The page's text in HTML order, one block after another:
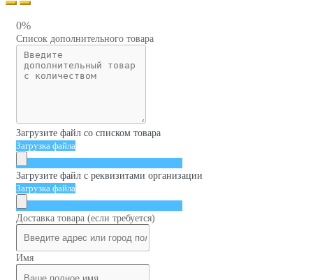
0%
Список дополнительного товара
Загрузите файл со списком товара
Загрузка файла
Загрузите файл с реквизитами организации
Загрузка файла
Доставка товара (если требуется)
Имя